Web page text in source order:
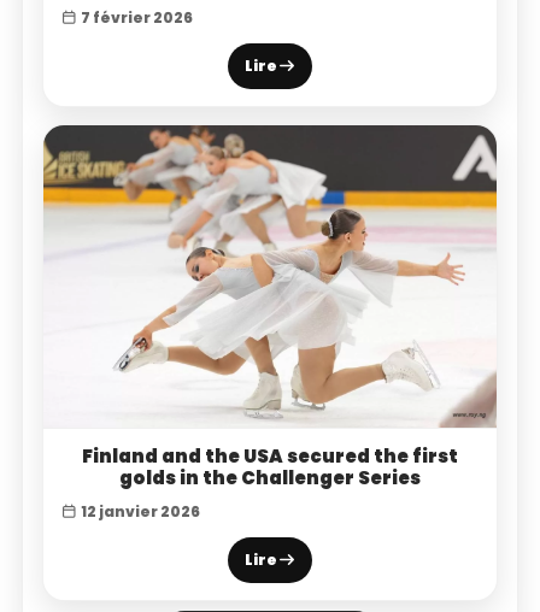
7 février 2026
Lire
Finland and the USA secured the first
golds in the Challenger Series
12 janvier 2026
Lire